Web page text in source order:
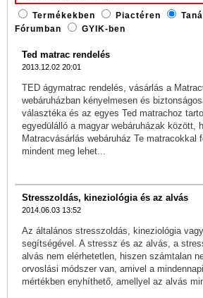
Termékekben Piactéren
Fórumban
GYIK-ben
Ted matrac rendelés
2013.12.02 20:01
TED ágymatrac rendelés, vásárlás a
webáruházban kényelmesen és
választéka és az egyes Ted matrachoz
egyedülálló a magyar webáruházak között,
Matracvásárlás webáruház Te matracokkal
mindent meg lehet...
Stresszoldás, kineziológia és az alvás
2014.06.03 13:52
Az általános stresszoldás, kineziológia
segítségével. A stressz és az alvás, a
alvás nem elérhetetlen, hiszen számtalan
orvoslási módszer van, amivel a
mértékben enyhíthető, amellyel az alvás